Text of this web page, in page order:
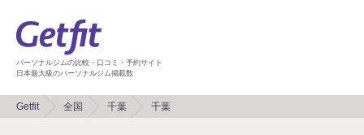
パーソナルジムの比較・口コミ・予約サイト
日本最大級のパーソナルジム掲載数
Getfit 全国 千葉 千葉